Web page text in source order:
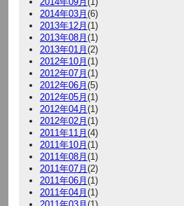
2014年03月(6)
2013年12月(1)
2013年08月(1)
2013年01月(2)
2012年10月(1)
2012年07月(1)
2012年06月(5)
2012年05月(1)
2012年04月(1)
2012年02月(1)
2011年11月(4)
2011年10月(1)
2011年08月(1)
2011年07月(2)
2011年06月(1)
2011年04月(1)